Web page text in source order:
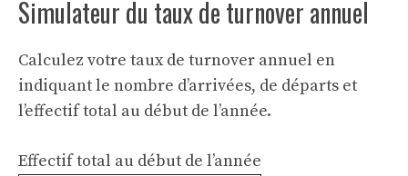
Simulateur du taux de turnover annuel
Calculez votre taux de turnover annuel en
indiquant le nombre d’arrivées, de départs et
l’effectif total au début de l’année.
Effectif total au début de l’année